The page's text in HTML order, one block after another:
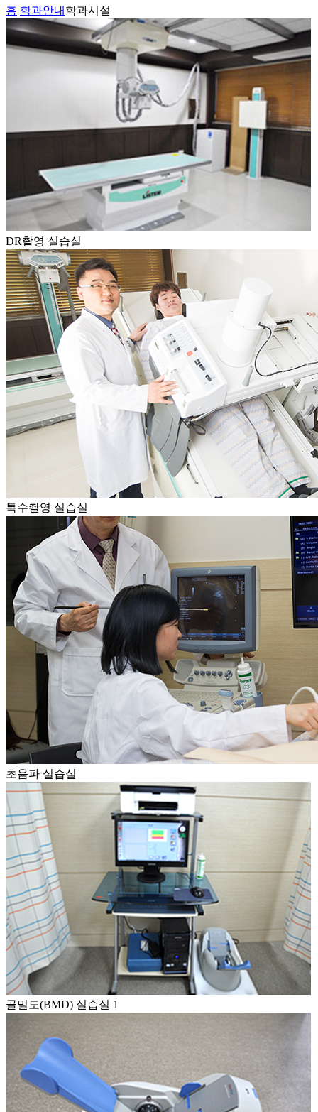
홈 학과안내 학과시설
DR촬영 실습실
특수촬영 실습실
초음파 실습실
골밀도(BMD) 실습실 1